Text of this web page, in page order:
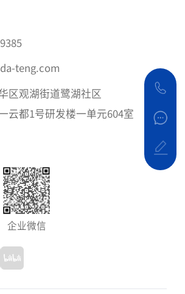
teng.com
区观湖街道鹭湖社区
云都1号研发楼一单元604室
企业微信